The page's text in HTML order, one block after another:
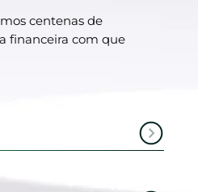
centenas de
financeira com que